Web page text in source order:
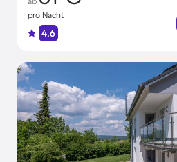
pro Nacht
4.6